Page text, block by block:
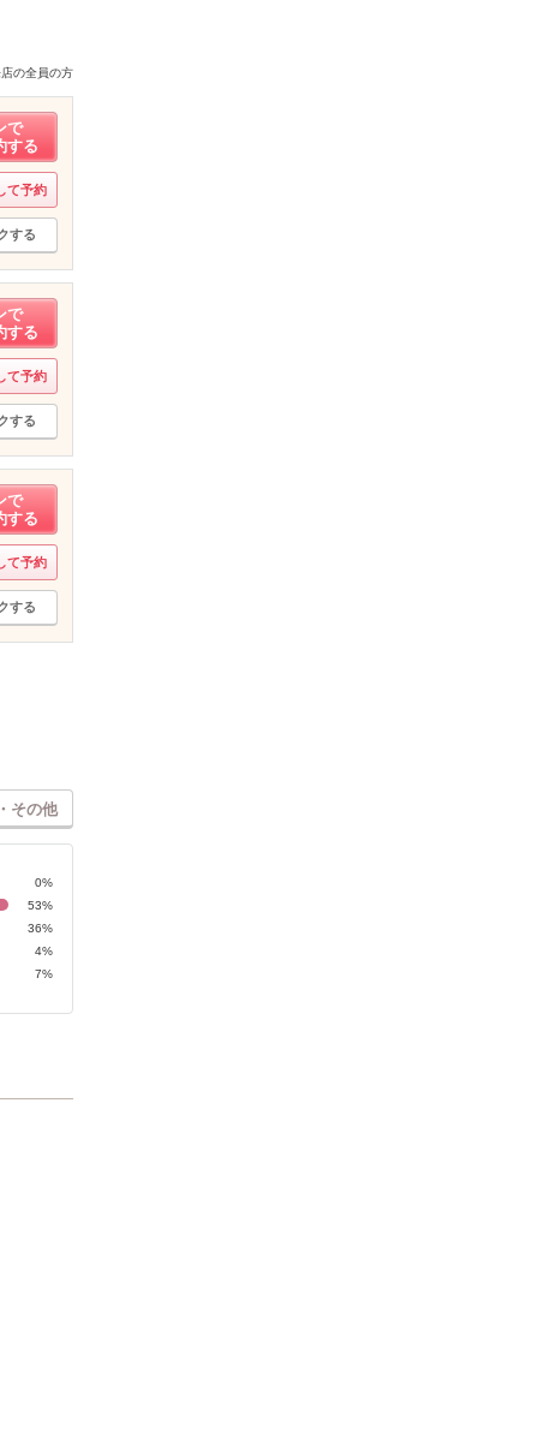
の全員の方
で
する
て予約
する
で
する
て予約
する
で
する
て予約
する
その他
0%
53%
36%
4%
7%